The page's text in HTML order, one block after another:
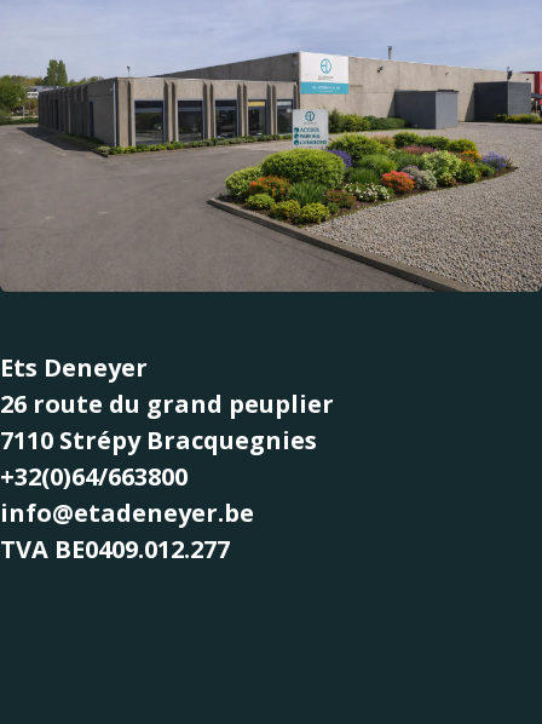
Ets Deneyer
26 route du grand peuplier
7110 Strépy Bracquegnies
+32(0)64/663800
info@etadeneyer.be
TVA BE0409.012.277